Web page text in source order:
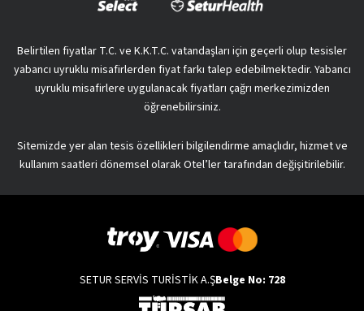
Belirtilen fiyatlar T.C. ve K.K.T.C. vatandaşları için geçerli olup tesisler
yabancı uyruklu misafirlerden fiyat farkı talep edebilmektedir. Yabancı
uyruklu misafirlere uygulanacak fiyatları çağrı merkezimizden
öğrenebilirsiniz.
Sitemizde yer alan tesis özellikleri bilgilendirme amaçlıdır, hizmet ve
kullanım saatleri dönemsel olarak Otel’ler tarafından değişitirilebilir.
SETUR SERVİS TURİSTİK A.ŞBelge No: 728